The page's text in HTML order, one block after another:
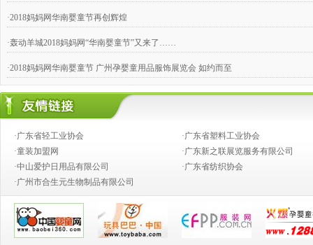
·2018妈妈网华南婴童节再创辉煌
·轰动羊城2018妈妈网“华南婴童节”又来了……
·2018妈妈网华南婴童节 广州孕婴童用品服饰展览会 如约而至
·2017妈妈网华南婴童节在充满欢乐中圆满闭幕
·2016妈妈网华南婴童节火爆收官
·2016妈妈网华南婴童节 广州孕婴童用品服饰展览会（第八届）
·2015“华南婴童节”爱婴岛亲子嘉年华暨孕婴童用品服饰展览会（第七届）圆满落幕
·2015“华南婴童节”爱婴岛亲子嘉年华暨孕婴童用品服饰展览会（第七届）圆满落幕
·广东省轻工业协会
·广东省塑料工业协会
·童装加盟网
·广东新之联展览服务有限公司
·中山爱护日用品有限公司
·广东省纺织协会
·广州市合生元生物制品有限公司